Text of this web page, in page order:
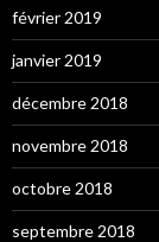
février 2019
janvier 2019
décembre 2018
novembre 2018
octobre 2018
septembre 2018